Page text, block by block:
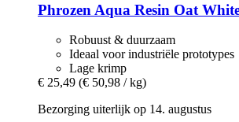
Phrozen Aqua Resin Oat
Robuust & duurzaam
Ideaal voor industriële prototypes
Lage krimp
€ 25,49 (€ 50,98 / kg)
Bezorging uiterlijk op 14. augustus